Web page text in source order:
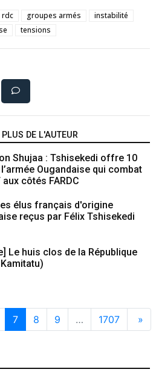
rdc groupes armés
instabilité
tensions
PLUS DE L'AUTEUR
Shujaa : Tshisekedi offre 10
Ougandaise qui combat
aux côtés FARDC
élus français d'origine
reçus par Félix Tshisekedi
Le huis clos de la République
7 8 9 … 1707 »